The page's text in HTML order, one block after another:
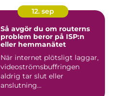
12. sep
Så avgör du om routerns
problem beror på ISP:n
eller hemmanätet
När internet plötsligt laggar,
videoströmsbuffringen
aldrig tar slut eller
anslutning...